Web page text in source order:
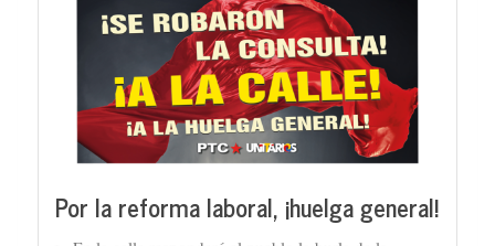
Por la reforma laboral, ¡huelga general!